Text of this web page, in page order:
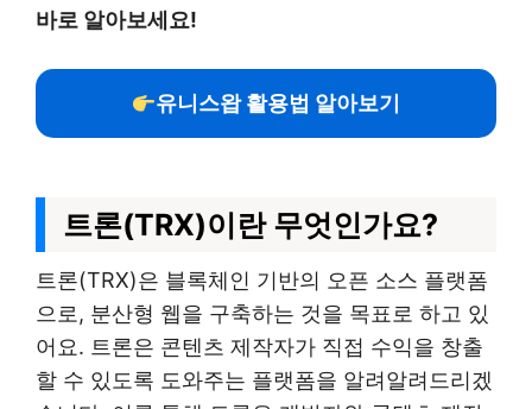
바로 알아보세요!
유니스왑 활용법 알아보기
트론(TRX)이란 무엇인가요?
트론(TRX)은 블록체인 기반의 오픈 소스 플랫폼
으로, 분산형 웹을 구축하는 것을 목표로 하고 있
어요. 트론은 콘텐츠 제작자가 직접 수익을 창출
할 수 있도록 도와주는 플랫폼을 알려알려드리겠